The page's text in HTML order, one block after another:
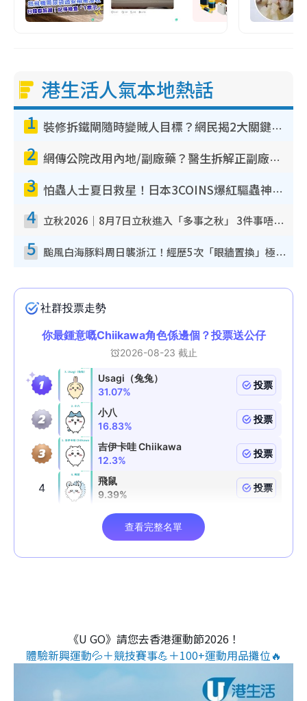
港生活人氣本地熱話
1 裝修拆鐵閘隨時變賊人目標？網民揭2大關鍵用途：裝新式等於白裝？附新舊鐵閘分別
2 網傳公院改用內地/副廠藥？醫生拆解正副廠分別 揭4類人換藥隨時出事
3 怕蟲人士夏日救星！日本3COINS爆紅驅蟲神器$45起 1招「全程免觸碰」輕鬆搞定小強
4 立秋2026｜8月7日立秋進入「多事之秋」 3件事唔做得！專家教6招開運 清枱頭／銀包納氣接好運
5 颱風白海豚料周日襲浙江！經歷5次「眼牆置換」極罕見 成登陸內地最長途颱風
《U GO》請您去香港運動節2026！
體驗新興運動💦＋競技賽事💪＋100+運動用品攤位🔥